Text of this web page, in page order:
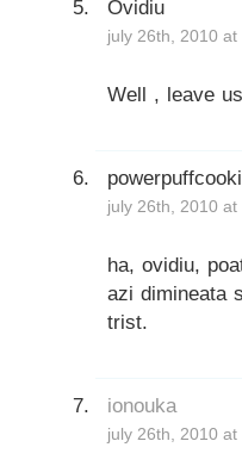
Ovidiu
july 26th, 2010
Well , leave
july 26th, 2010
ha, ovidiu,
azi dimineata
trist.
ionouka
july 26th, 2010